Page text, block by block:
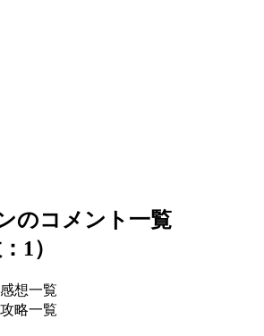
のコメント一覧
1）
想一覧
略一覧